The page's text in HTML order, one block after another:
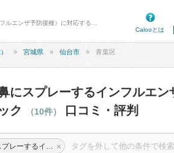
Calooとは
宮城県 仙台市 青葉区
にスプレーするインフルエン
ク
（10件） 口コミ・評判
×